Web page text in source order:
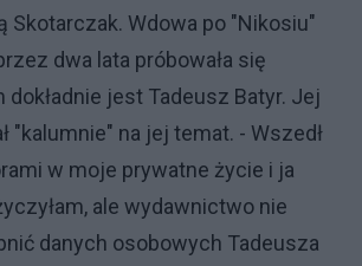
Skotarczak. Wdowa po "Nikosiu"
dwa lata próbowała się
dokładnie jest Tadeusz Batyr. Jej
"kalumnie" na jej temat. - Wszedł
w moje prywatne życie i ja
ale wydawnictwo nie
danych osobowych Tadeusza